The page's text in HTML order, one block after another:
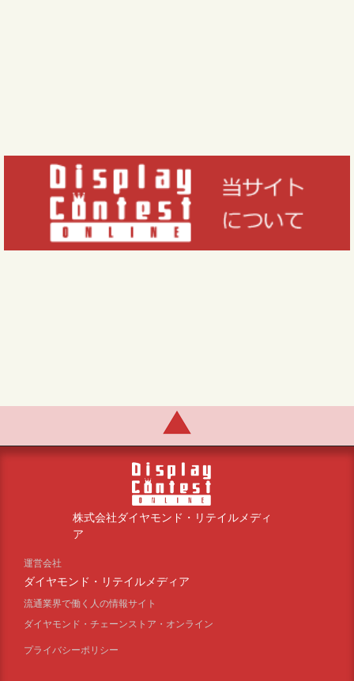
株式会社ダイヤモンド・リテイルメディ
ア
運営会社
ダイヤモンド・リテイルメディア
流通業界で働く人の情報サイト
ダイヤモンド・チェーンストア・オンライン
プライバシーポリシー